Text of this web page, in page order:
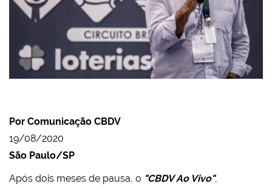
Por Comunicação CBDV
19/08/2020
São Paulo/SP
Após dois meses de pausa, o "CBDV Ao Vivo",